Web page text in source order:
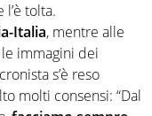
tolta.
Italia, mentre alle
immagini dei
s’è reso
molti consensi: “Dal